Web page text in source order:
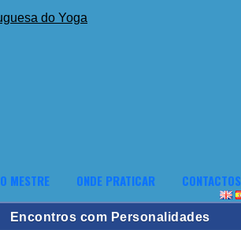
O MESTRE ONDE PRATICAR CONTACTOS
Encontros com Personalidades